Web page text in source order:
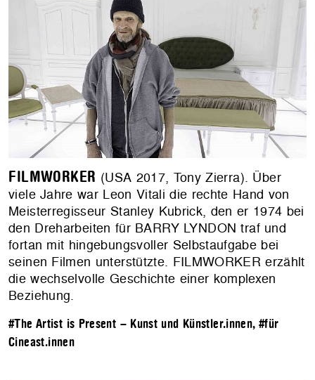
FILMWORKER (USA 2017, Tony Zierra). Über
viele Jahre war Leon Vitali die rechte Hand von
Meisterregisseur Stanley Kubrick, den er 1974 bei
den Dreharbeiten für BARRY LYNDON traf und
fortan mit hingebungsvoller Selbstaufgabe bei
seinen Filmen unterstützte. FILMWORKER erzählt
die wechselvolle Geschichte einer komplexen
Beziehung.
#The Artist is Present – Kunst und Künstler.innen, #für
Cineast.innen